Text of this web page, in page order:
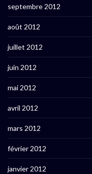
septembre 2012
août 2012
juillet 2012
juin 2012
mai 2012
avril 2012
mars 2012
février 2012
janvier 2012